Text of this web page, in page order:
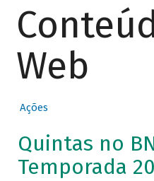
Web
Ações
Quintas no
Temporada